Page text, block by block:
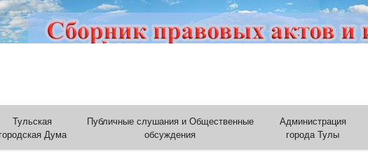
Тульская
городская Дума
Публичные слушания и Общественные
обсуждения
Администрация
города Тулы